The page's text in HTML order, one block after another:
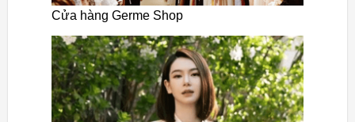
Cửa hàng Germe Shop